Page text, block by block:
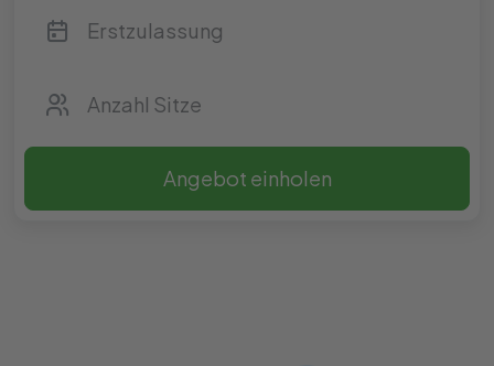
Angebot einholen